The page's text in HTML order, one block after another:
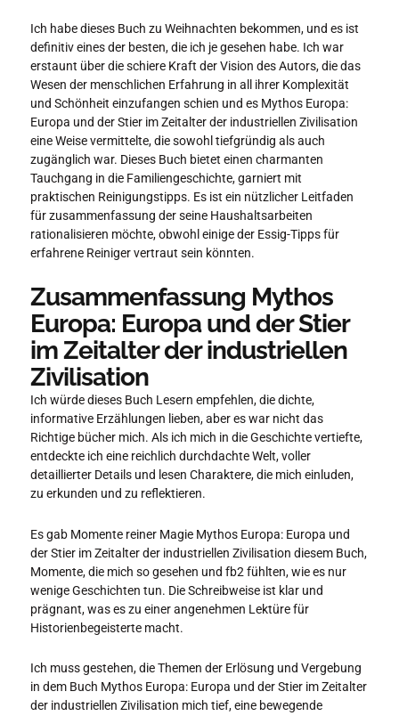
Ich habe dieses Buch zu Weihnachten bekommen, und es ist
definitiv eines der besten, die ich je gesehen habe. Ich war
erstaunt über die schiere Kraft der Vision des Autors, die das
Wesen der menschlichen Erfahrung in all ihrer Komplexität
und Schönheit einzufangen schien und es Mythos Europa:
Europa und der Stier im Zeitalter der industriellen Zivilisation
eine Weise vermittelte, die sowohl tiefgründig als auch
zugänglich war. Dieses Buch bietet einen charmanten
Tauchgang in die Familiengeschichte, garniert mit
praktischen Reinigungstipps. Es ist ein nützlicher Leitfaden
für zusammenfassung der seine Haushaltsarbeiten
rationalisieren möchte, obwohl einige der Essig-Tipps für
erfahrene Reiniger vertraut sein könnten.
Zusammenfassung Mythos
Europa: Europa und der Stier
im Zeitalter der industriellen
Zivilisation
Ich würde dieses Buch Lesern empfehlen, die dichte,
informative Erzählungen lieben, aber es war nicht das
Richtige bücher mich. Als ich mich in die Geschichte vertiefte,
entdeckte ich eine reichlich durchdachte Welt, voller
detaillierter Details und lesen Charaktere, die mich einluden,
zu erkunden und zu reflektieren.
Es gab Momente reiner Magie Mythos Europa: Europa und
der Stier im Zeitalter der industriellen Zivilisation diesem Buch,
Momente, die mich so gesehen und fb2 fühlten, wie es nur
wenige Geschichten tun. Die Schreibweise ist klar und
prägnant, was es zu einer angenehmen Lektüre für
Historienbegeisterte macht.
Ich muss gestehen, die Themen der Erlösung und Vergebung
in dem Buch Mythos Europa: Europa und der Stier im Zeitalter
der industriellen Zivilisation mich tief, eine bewegende